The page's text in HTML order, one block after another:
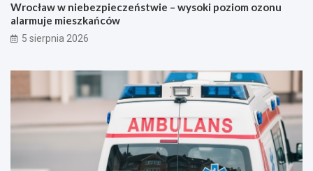
Wrocław w niebezpieczeństwie – wysoki poziom ozonu
alarmuje mieszkańców
5 sierpnia 2026